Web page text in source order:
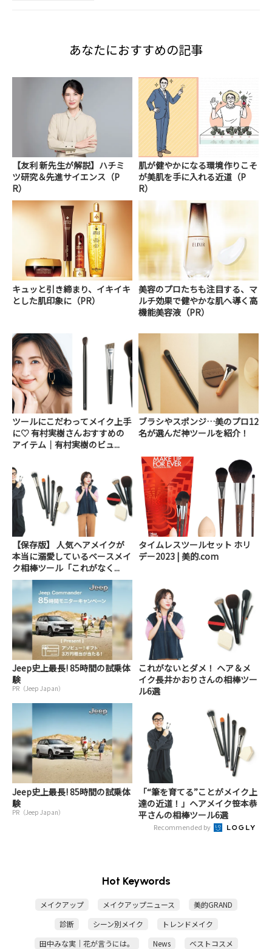
あなたにおすすめの記事
【友利 新先生が解説】ハチミ
ツ研究＆先進サイエンス（P
R）
肌が健やかになる環境作りこそ
が美肌を手に入れる近道（P
R）
キュッと引き締まり、イキイキ
とした肌印象に（PR）
美容のプロたちも注目する、マ
ルチ効果で健やかな肌へ導く高
機能美容液（PR）
ツールにこだわってメイク上手
に♡ 有村実樹さんおすすめの
アイテム｜有村実樹のビュ...
ブラシやスポンジ…美のプロ12
名が選んだ神ツールを紹介！
【保存版】 人気ヘアメイクが
本当に溺愛しているベースメイ
ク相棒ツール「これがなく...
タイムレスツールセット ホリ
デー2023 | 美的.com
Jeep史上最長! 85時間の試乗体
験
PR（Jeep Japan）
これがないとダメ！ ヘア＆メ
イク長井かおりさんの相棒ツー
ル6選
Jeep史上最長! 85時間の試乗体
験
PR（Jeep Japan）
「“筆を育てる”ことがメイク上
達の近道！」ヘアメイク笹本恭
平さんの相棒ツール6選
Recommended by
Hot Keywords
メイクアップ メイクアップニュース
美的GRAND
診断
シーン別メイク
トレンドメイク
田中みな実｜花が言うには。
News
ベストコスメ